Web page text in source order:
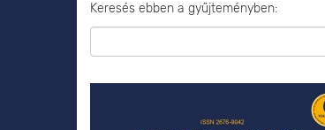
Keresés ebben a gyűjteményben: